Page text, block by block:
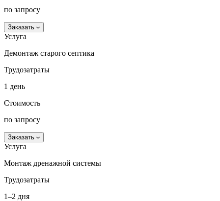
по запросу
Заказать
Услуга
Демонтаж старого септика
Трудозатраты
1 день
Стоимость
по запросу
Заказать
Услуга
Монтаж дренажной системы
Трудозатраты
1–2 дня